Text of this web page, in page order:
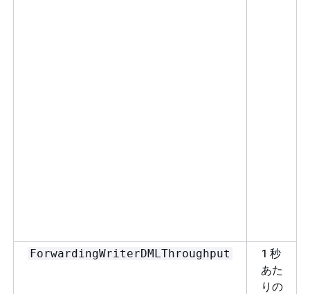
ForwardingWriterDMLThroughput
1 秒
あた
りの